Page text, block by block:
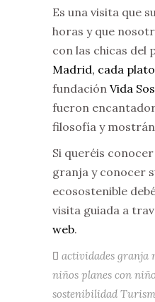
Es una visita que
horas y que
con las chicas del
Madrid, cada
fundación Vida
fueron
filosofía y
Si queréis
granja y conocer
ecosostenible
visita guiada a
web.
actividades granja
niños planes con
sostenibilidad